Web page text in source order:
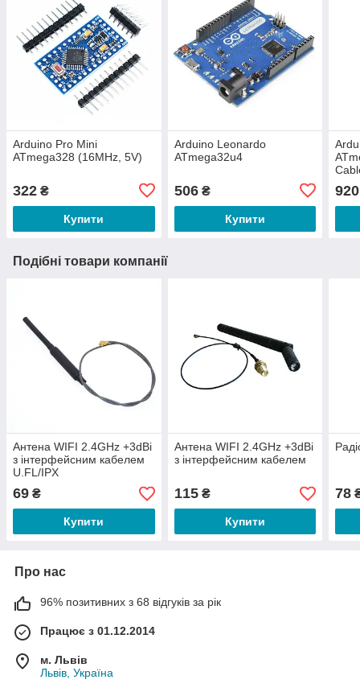
Arduino Pro Mini
ATmega328 (16MHz, 5V)
322 ₴
Купити
Arduino Leonardo
ATmega32u4
506₴
Купити
920
Подібні товари компанії
Антена WIFI 2.4GHz +3dBi
з інтерфейсним кабелем
U.FL/IPX
69 ₴
Купити
Антена WIFI 2.4GHz +3dBi
з інтерфейсним кабелем
115₴
Купити
78
Про нас
96% позитивних з 68 відгуків за рік
Працює з 01.12.2014
м. Львів
Львів, Україна